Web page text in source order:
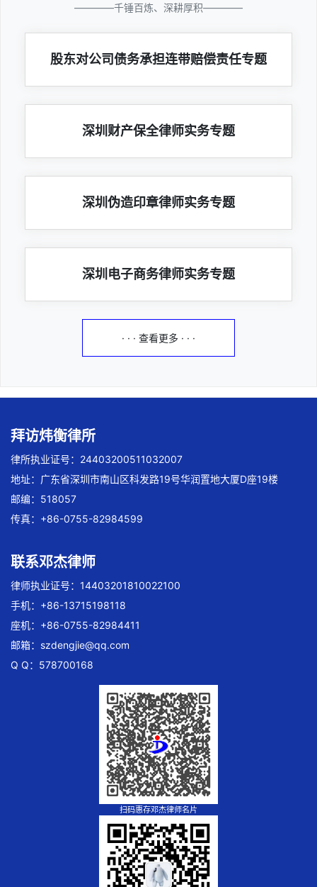
————千锤百炼、深耕厚积————
股东对公司债务承担连带赔偿责任专题
深圳财产保全律师实务专题
深圳伪造印章律师实务专题
深圳电子商务律师实务专题
· · · 查看更多 · · ·
拜访炜衡律所
律所执业证号：24403200511032007
地址：广东省深圳市南山区科发路19号华润置地大厦D座19楼
邮编：518057
传真：+86-0755-82984599
联系邓杰律师
律师执业证号：14403201810022100
手机：+86-13715198118
座机：+86-0755-82984411
邮箱： szdengjie@qq.com
Q Q：578700168
扫码惠存邓杰律师名片